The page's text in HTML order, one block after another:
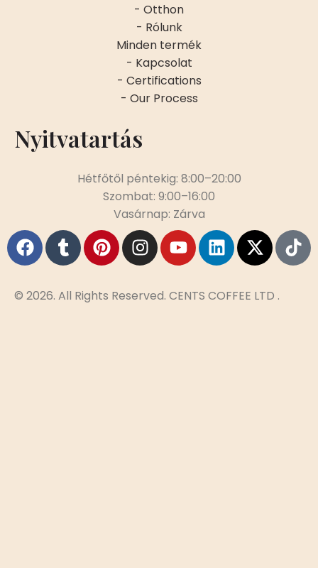
- Otthon
- Rólunk
Minden termék
- Kapcsolat
- Certifications
- Our Process
Nyitvatartás
Hétfőtől péntekig: 8:00–20:00
Szombat: 9:00–16:00
Vasárnap: Zárva
© 2026. All Rights Reserved. CENTS COFFEE LTD .